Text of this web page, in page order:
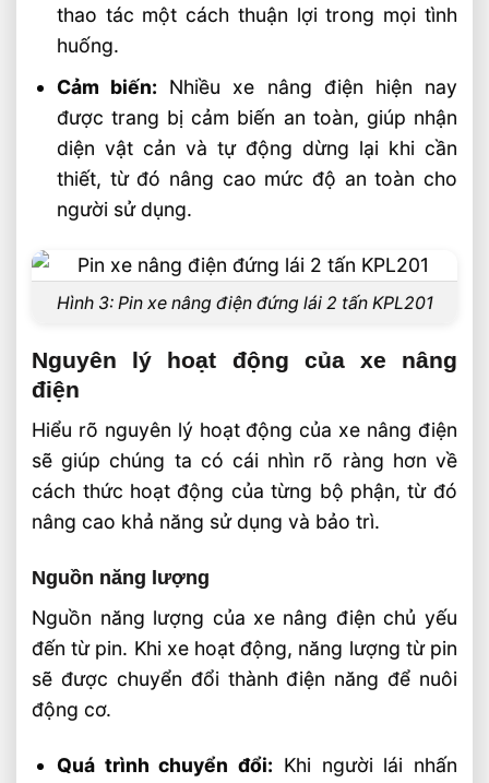
thao tác một cách thuận lợi trong mọi tình
huống.
Cảm biến: Nhiều xe nâng điện hiện nay
được trang bị cảm biến an toàn, giúp nhận
diện vật cản và tự động dừng lại khi cần
thiết, từ đó nâng cao mức độ an toàn cho
người sử dụng.
Hình 3: Pin xe nâng điện đứng lái 2 tấn KPL201
Nguyên lý hoạt động của xe nâng
điện
Hiểu rõ nguyên lý hoạt động của xe nâng điện
sẽ giúp chúng ta có cái nhìn rõ ràng hơn về
cách thức hoạt động của từng bộ phận, từ đó
nâng cao khả năng sử dụng và bảo trì.
Nguồn năng lượng
Nguồn năng lượng của xe nâng điện chủ yếu
đến từ pin. Khi xe hoạt động, năng lượng từ pin
sẽ được chuyển đổi thành điện năng để nuôi
động cơ.
Quá trình chuyển đổi: Khi người lái nhấn